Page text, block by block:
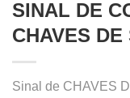
SINAL DE
CHAVES DE
Sinal de CHAVES